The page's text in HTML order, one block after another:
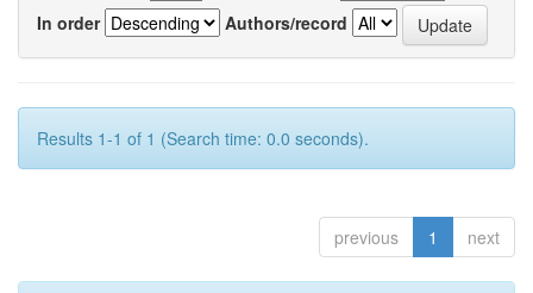
In order
Authors/record
Results 1-1 of 1 (Search time: 0.0 seconds).
previous 1 next